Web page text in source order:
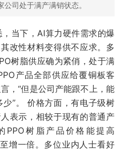
司处于满产满销状态。
当下，AI算力硬件需求的爆
改性材料变得供不应求。多
树脂供应确为紧俏，处于满
产品全部供应给覆铜板客
，“但是公司产能跟不上，能
”。 价格方面，有电子级树
表示，相较于现有的普通产
PPO树脂产品价格能提高
增一倍。多位业内人士看好